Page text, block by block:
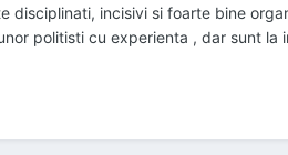
disciplinati, incisivi si foarte bine
politisti cu experienta , dar sunt la